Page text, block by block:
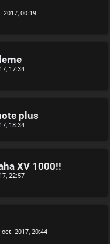
2017, 00:19
17:34
plus
18:34
XV 1000!!
22:57
oct. 2017, 20:44